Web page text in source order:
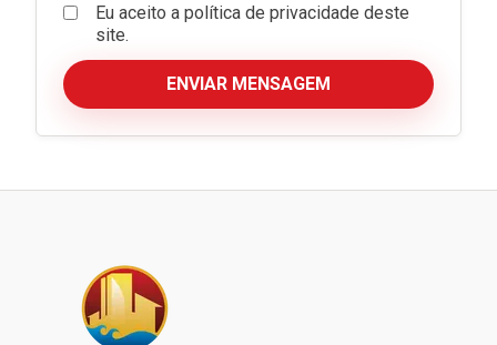
Eu aceito a política de privacidade deste
site.
ENVIAR MENSAGEM